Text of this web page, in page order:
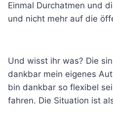
Einmal Durchatmen und
und nicht mehr auf die
Und wisst ihr was? Die
dankbar mein eigenes
bin dankbar so flexibel
fahren. Die Situation ist